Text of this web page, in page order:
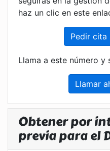
haz un clic en este
Pedir
Llama a este número
Llamar
Obtener por
previa para el